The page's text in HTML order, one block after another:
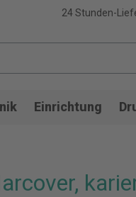
24 Stunden-
Einrichtung